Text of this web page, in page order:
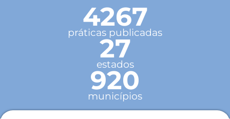
4267
práticas publicadas
27
estados
920
municípios